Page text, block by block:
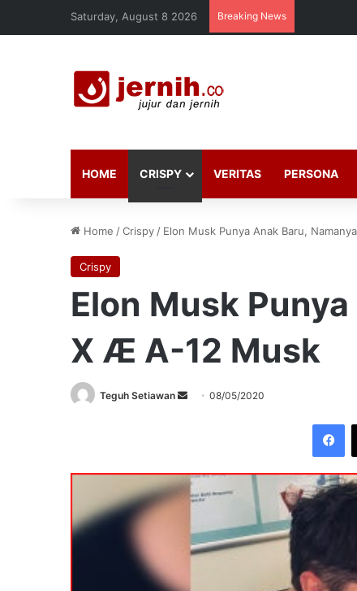
Saturday, August 8 2026 Breaking News
HOME CRISPY VERITAS PERSONA
Home /Crispy / Elon Musk Punya Anak Baru,
Crispy
Elon Musk
X Æ A-12 Musk
Teguh Setiawan
Send08/05/2020